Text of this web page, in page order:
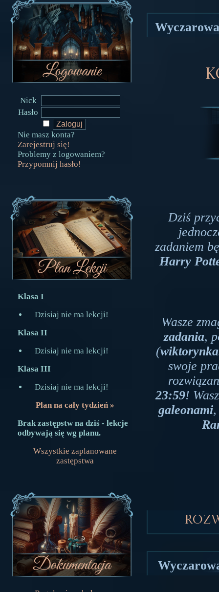
Nick
Hasło
Nie masz konta?
Zarejestruj się!
Problemy z logowaniem?
Przypomnij hasło!
Klasa I
Dzisiaj nie ma lekcji!
Klasa II
Dzisiaj nie ma lekcji!
Klasa III
Dzisiaj nie ma lekcji!
Plan na cały tydzień »
Brak zastępstw na dziś - lekcje
odbywają się wg planu.
Wszystkie zaplanowane
zastępstwa
Dziś
zadaniem
Harry
Wasze
zadania,
(
swoje
23:59!
galeonami,